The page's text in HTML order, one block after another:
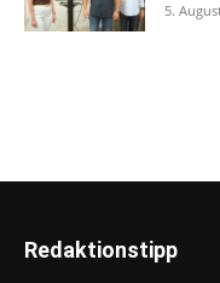
5.
Redaktionstipp